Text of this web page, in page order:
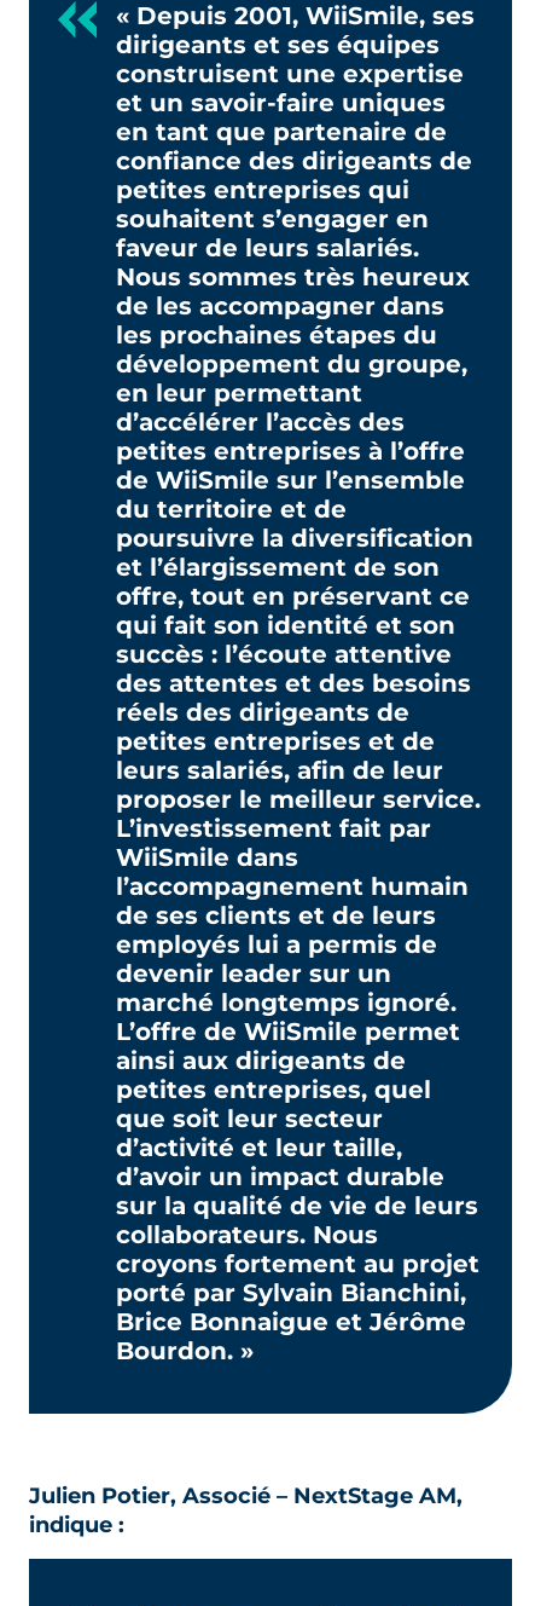
« Depuis 2001, WiiSmile, ses
dirigeants et ses équipes
construisent une expertise
et un savoir-faire uniques
en tant que partenaire de
confiance des dirigeants de
petites entreprises qui
souhaitent s’engager en
faveur de leurs salariés.
Nous sommes très heureux
de les accompagner dans
les prochaines étapes du
développement du groupe,
en leur permettant
d’accélérer l’accès des
petites entreprises à l’offre
de WiiSmile sur l’ensemble
du territoire et de
poursuivre la diversification
et l’élargissement de son
offre, tout en préservant ce
qui fait son identité et son
succès : l’écoute attentive
des attentes et des besoins
réels des dirigeants de
petites entreprises et de
leurs salariés, afin de leur
proposer le meilleur service.
L’investissement fait par
WiiSmile dans
l’accompagnement humain
de ses clients et de leurs
employés lui a permis de
devenir leader sur un
marché longtemps ignoré.
L’offre de WiiSmile permet
ainsi aux dirigeants de
petites entreprises, quel
que soit leur secteur
d’activité et leur taille,
d’avoir un impact durable
sur la qualité de vie de leurs
collaborateurs. Nous
croyons fortement au projet
porté par Sylvain Bianchini,
Brice Bonnaigue et Jérôme
Bourdon. »
Julien Potier, Associé – NextStage AM,
indique :